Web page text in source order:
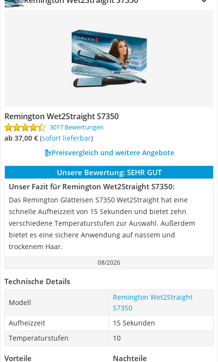
Remington Wet2Straight S7350
3017 Bewertungen
ab 37,00 € ( Sofort lieferbar)
Preisvergleich und weitere Angebote
Unsere Bewertung: SEHR GUT
Unser Fazit für Remington Wet2Straight S7350:
Das Remington Glätteisen S7350 Wet2Straight hat eine
schnelle Aufheizzeit von 15 Sekunden und bietet zehn
verschiedene Temperaturstufen zur Auswahl. Außerdem
bietet es eine sichere Anwendung auf nassem und
trockenem Haar.
08/2026
Technische Details
Modell
Remington Wet2Straight
S7350
Aufheizzeit
15 Sekunden
Temperaturstufen
10
Vorteile Nachteile